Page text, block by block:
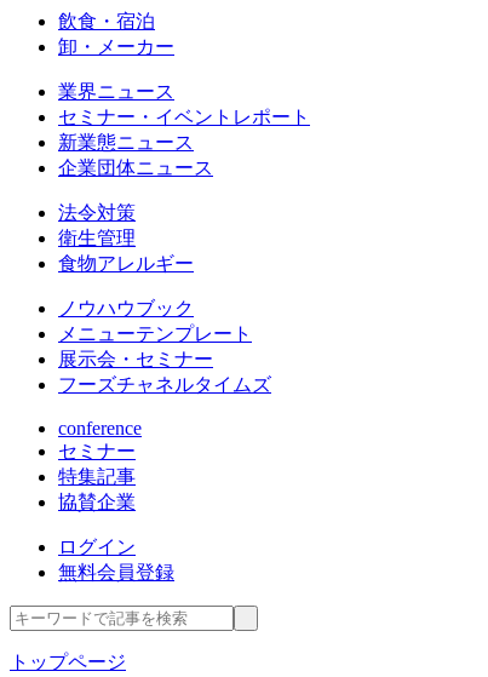
飲食・宿泊
卸・メーカー
業界ニュース
セミナー・イベントレポート
新業態ニュース
企業団体ニュース
法令対策
衛生管理
食物アレルギー
ノウハウブック
メニューテンプレート
展示会・セミナー
フーズチャネルタイムズ
conference
セミナー
特集記事
協賛企業
ログイン
無料会員登録
トップページ